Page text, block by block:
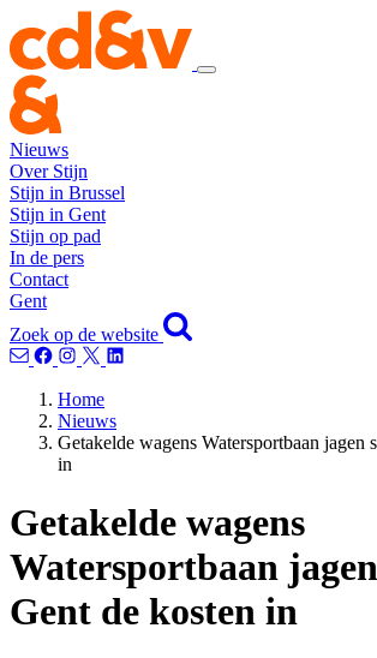
Nieuws
Over Stijn
Stijn in Brussel
Stijn in Gent
Stijn op pad
In de pers
Contact
Gent
Zoek op de website
Home
Nieuws
Getakelde wagens Watersportbaan jagen
in
Getakelde wagens
Watersportbaan
Gent de kosten in